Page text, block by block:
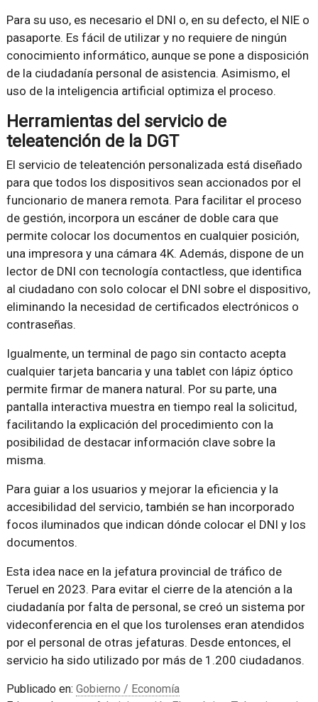
Para su uso, es necesario el DNI o, en su defecto, el NIE o
pasaporte. Es fácil de utilizar y no requiere de ningún
conocimiento informático, aunque se pone a disposición
de la ciudadanía personal de asistencia. Asimismo, el
uso de la inteligencia artificial optimiza el proceso.
Herramientas del servicio de
teleatención de la DGT
El servicio de teleatención personalizada está diseñado
para que todos los dispositivos sean accionados por el
funcionario de manera remota. Para facilitar el proceso
de gestión, incorpora un escáner de doble cara que
permite colocar los documentos en cualquier posición,
una impresora y una cámara 4K. Además, dispone de un
lector de DNI con tecnología contactless, que identifica
al ciudadano con solo colocar el DNI sobre el dispositivo,
eliminando la necesidad de certificados electrónicos o
contraseñas.
Igualmente, un terminal de pago sin contacto acepta
cualquier tarjeta bancaria y una tablet con lápiz óptico
permite firmar de manera natural. Por su parte, una
pantalla interactiva muestra en tiempo real la solicitud,
facilitando la explicación del procedimiento con la
posibilidad de destacar información clave sobre la
misma.
Para guiar a los usuarios y mejorar la eficiencia y la
accesibilidad del servicio, también se han incorporado
focos iluminados que indican dónde colocar el DNI y los
documentos.
Esta idea nace en la jefatura provincial de tráfico de
Teruel en 2023. Para evitar el cierre de la atención a la
ciudadanía por falta de personal, se creó un sistema por
videconferencia en el que los turolenses eran atendidos
por el personal de otras jefaturas. Desde entonces, el
servicio ha sido utilizado por más de 1.200 ciudadanos.
Publicado en: Gobierno / Economía